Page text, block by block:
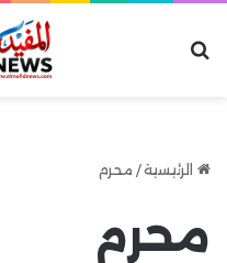
الرئيسية/ محرم
محرم